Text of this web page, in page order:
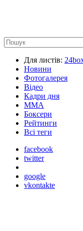
Для листів:
Новини
Фотогалерея
Відео
Кадри дня
ММА
Боксери
Рейтинги
Всі теги
facebook
twitter
google
vkontakte